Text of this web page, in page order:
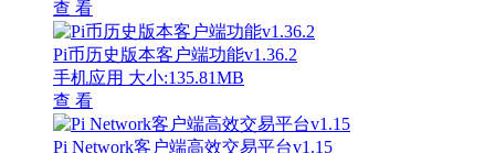
查 看
Pi币历史版本客户端功能v1.36.2
手机应用 大小:135.81MB
查 看
Pi Network客户端高效交易平台v1.15